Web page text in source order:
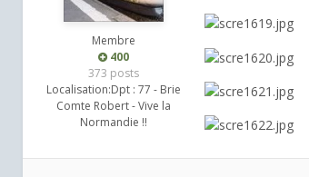
Membre
400
373 posts
Localisation:Dpt : 77 - Brie
Comte Robert - Vive la
Normandie !!